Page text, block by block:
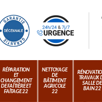
RÉPARATION
ET
CHANGEMENT
DE FAÎTIÈRE ET
FAÎTAGE 22
NETTOYAGE
DE
BÂTIMENT
AGRICOLE
22
TRAVAUX
SALLE DE
BAIN 22